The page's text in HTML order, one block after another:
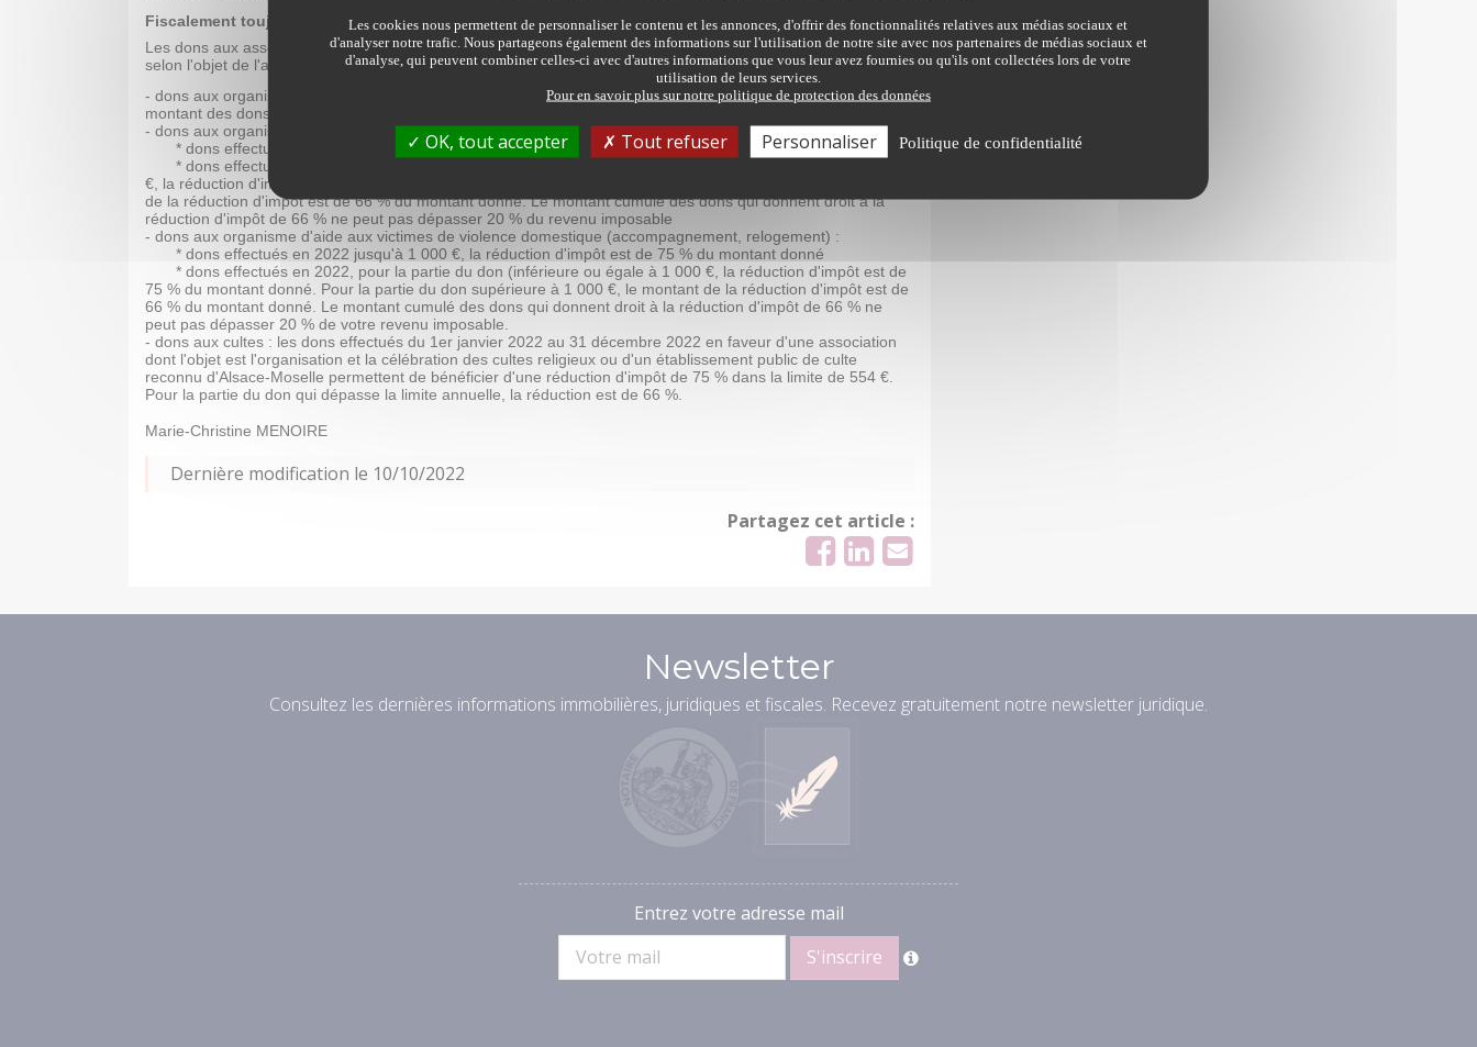
Fiscalement toujours intéressant
Les dons aux associations permettent de bénéficier d'importantes exonérations d'impôt dont le montant diffère
selon l'objet de l'association :
- dons aux organismes d'intérêt général ou reconnus d'utilité publique : la réduction d'impôt est de 66 % du
montant des dons. Elle s'applique dans la limite de 20 % du revenu imposable ;
- dons aux organisme d'aide aux personnes en difficulté (repas, soins, logement) :
* dons effectués en 2022 et 2023 jusqu'à 1 000 € : la réduction d'impôt est de 75 % du montant donné ;
* dons effectués en 2022 ou 2023 supérieurs à 1 000 € : pour la partie du don inférieure ou égale à 1 000
€, la réduction d'impôt est de 75 % du montant donné. Pour la partie du don supérieure à 1 000 €, le montant
de la réduction d'impôt est de 66 % du montant donné. Le montant cumulé des dons qui donnent droit à la
réduction d'impôt de 66 % ne peut pas dépasser 20 % du revenu imposable
- dons aux organisme d'aide aux victimes de violence domestique (accompagnement, relogement) :
* dons effectués en 2022 jusqu'à 1 000 €, la réduction d'impôt est de 75 % du montant donné
* dons effectués en 2022, pour la partie du don (inférieure ou égale à 1 000 €, la réduction d'impôt est de
75 % du montant donné. Pour la partie du don supérieure à 1 000 €, le montant de la réduction d'impôt est de
66 % du montant donné. Le montant cumulé des dons qui donnent droit à la réduction d'impôt de 66 % ne
peut pas dépasser 20 % de votre revenu imposable.
- dons aux cultes : les dons effectués du 1er janvier 2022 au 31 décembre 2022 en faveur d'une association
dont l'objet est l'organisation et la célébration des cultes religieux ou d'un établissement public de culte
reconnu d'Alsace-Moselle permettent de bénéficier d'une réduction d'impôt de 75 % dans la limite de 554 €.
Pour la partie du don qui dépasse la limite annuelle, la réduction est de 66 %.
Marie-Christine MENOIRE
Dernière modification le 10/10/2022
Partagez cet article :
Newsletter
Consultez les dernières informations immobilières, juridiques et fiscales. Recevez gratuitement notre newsletter juridique.
Entrez votre adresse mail
Les cookies nous permettent de personnaliser le contenu et les annonces, d'offrir des fonctionnalités relatives aux médias sociaux et
d'analyser notre trafic. Nous partageons également des informations sur l'utilisation de notre site avec nos partenaires de médias sociaux et
d'analyse, qui peuvent combiner celles-ci avec d'autres informations que vous leur avez fournies ou qu'ils ont collectées lors de votre
utilisation de leurs services.
Pour en savoir plus sur notre politique de protection des données
OK, tout accepter Tout refuser Personnaliser Politique de confidentialité